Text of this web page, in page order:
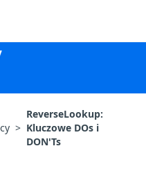
>
ReverseLookup:
Kluczowe DOs i
DON'Ts